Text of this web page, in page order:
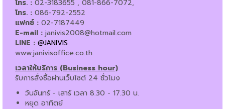
โทร. : 02-3183655 , 081-866-7072,
โทร. : 086-792-2552
แฟกซ์ : 02-7187449
E-mail : janivis2008@hotmail.com
LINE : @JANIVIS
www.janivisoffice.co.th
เวลาให้บริการ (Business hour)
รับการสั่งซื้อผ่านเว็บไซต์ 24 ชั่วโมง
วันจันทร์ - เสาร์ เวลา 8.30 - 17.30 น.
หยุด อาทิตย์